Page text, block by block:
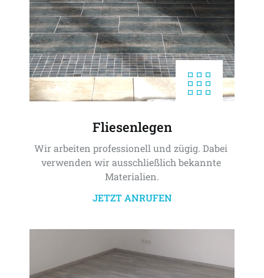
Fliesenlegen
Wir arbeiten professionell und zügig. Dabei
verwenden wir ausschließlich bekannte
Materialien.
JETZT ANRUFEN